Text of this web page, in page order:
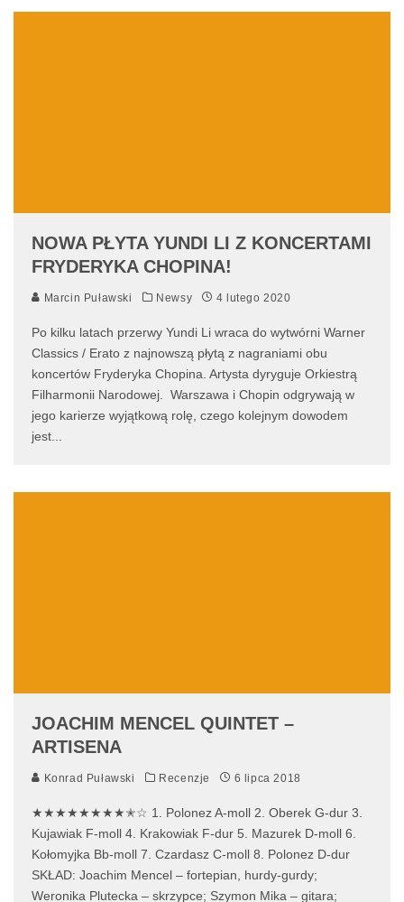
NOWA PŁYTA YUNDI LI Z KONCERTAMI
FRYDERYKA CHOPINA!
Marcin Puławski Newsy 4 lutego 2020
Po kilku latach przerwy Yundi Li wraca do wytwórni Warner
Classics / Erato z najnowszą płytą z nagraniami obu
koncertów Fryderyka Chopina. Artysta dyryguje Orkiestrą
Filharmonii Narodowej. Warszawa i Chopin odgrywają w
jego karierze wyjątkową rolę, czego kolejnym dowodem
jest
JOACHIM MENCEL QUINTET –
ARTISENA
Konrad Puławski Recenzje 6 lipca 2018
★★★★★★★★✭☆ 1. Polonez A-moll 2. Oberek G-dur 3.
Kujawiak F-moll 4. Krakowiak F-dur 5. Mazurek D-moll 6.
Kołomyjka Bb-moll 7. Czardasz C-moll 8. Polonez D-dur
SKŁAD: Joachim Mencel – fortepian, hurdy-gurdy;
Weronika Plutecka – skrzypce; Szymon Mika – gitara;